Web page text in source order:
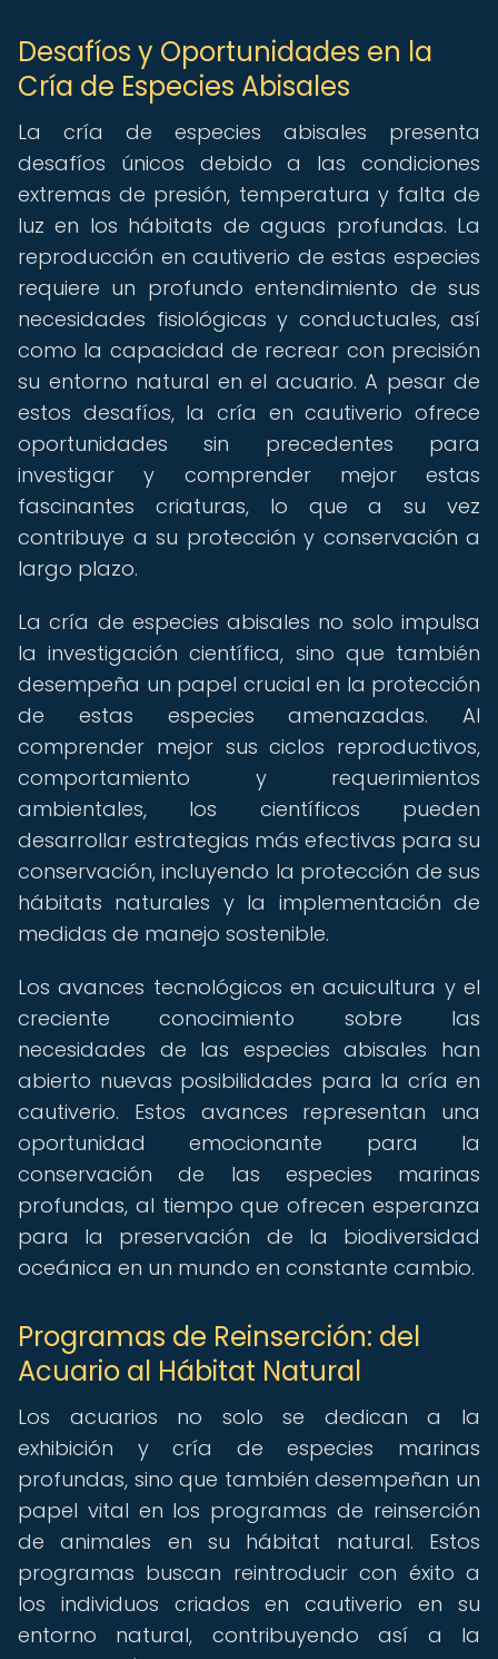
Desafíos y Oportunidades en la
Cría de Especies Abisales
La cría de especies abisales presenta
desafíos únicos debido a las condiciones
extremas de presión, temperatura y falta de
luz en los hábitats de aguas profundas. La
reproducción en cautiverio de estas especies
requiere un profundo entendimiento de sus
necesidades fisiológicas y conductuales, así
como la capacidad de recrear con precisión
su entorno natural en el acuario. A pesar de
estos desafíos, la cría en cautiverio ofrece
oportunidades sin precedentes para
investigar y comprender mejor estas
fascinantes criaturas, lo que a su vez
contribuye a su protección y conservación a
largo plazo.
La cría de especies abisales no solo impulsa
la investigación científica, sino que también
desempeña un papel crucial en la protección
de estas especies amenazadas. Al
comprender mejor sus ciclos reproductivos,
comportamiento y requerimientos
ambientales, los científicos pueden
desarrollar estrategias más efectivas para su
conservación, incluyendo la protección de sus
hábitats naturales y la implementación de
medidas de manejo sostenible.
Los avances tecnológicos en acuicultura y el
creciente conocimiento sobre las
necesidades de las especies abisales han
abierto nuevas posibilidades para la cría en
cautiverio. Estos avances representan una
oportunidad emocionante para la
conservación de las especies marinas
profundas, al tiempo que ofrecen esperanza
para la preservación de la biodiversidad
oceánica en un mundo en constante cambio.
Programas de Reinserción: del
Acuario al Hábitat Natural
Los acuarios no solo se dedican a la
exhibición y cría de especies marinas
profundas, sino que también desempeñan un
papel vital en los programas de reinserción
de animales en su hábitat natural. Estos
programas buscan reintroducir con éxito a
los individuos criados en cautiverio en su
entorno natural, contribuyendo así a la